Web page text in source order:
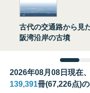
古代の交通路から見
阪湾沿岸の古墳
2026年08月08日現在、
139,391冊(67,226点)